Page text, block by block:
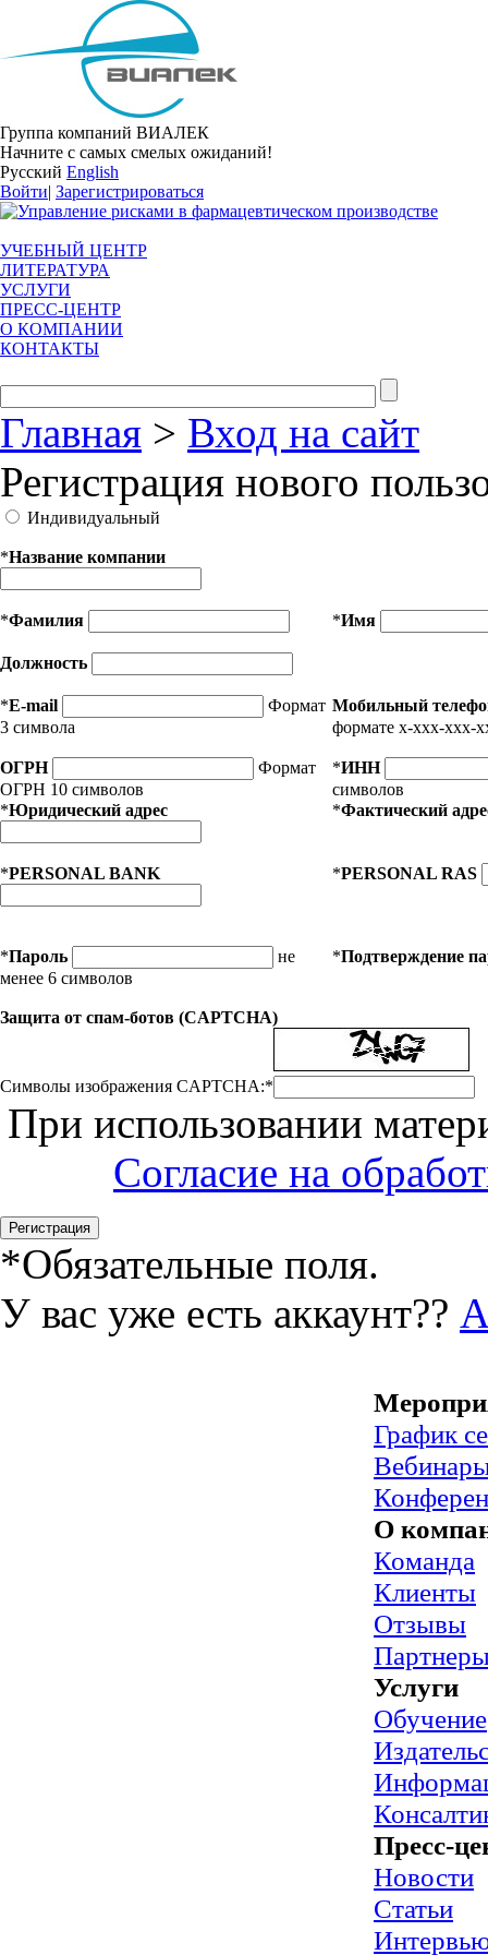
Группа компаний ВИАЛЕК
Начните с самых смелых ожиданий!
Русский English
Войти| Зарегистрироваться
УЧЕБНЫЙ ЦЕНТР
ЛИТЕРАТУРА
УСЛУГИ
ПРЕСС-ЦЕНТР
О КОМПАНИИ
КОНТАКТЫ
Главная > Вход на сайт
Регистрация нового
Индивидуальный
*Название компании
*Фамилия *Имя
Должность
*E-mail
Формат
3 символа
Мобильный
формате x-xxx-xxx-
ОГРН
Формат
ОГРН 10 символов
*ИНН
символов
*Юридический адрес *Фактический
*PERSONAL BANK *PERSONAL RAS
*Пароль
не
менее 6 символов
*Подтверждение
Защита от спам-ботов (CAPTCHA)
Символы изображения CAPTCHA:*
При использовании
Согласие на
*Обязательные поля.
У вас уже есть аккаунт??
График
О
Команда
Клиенты
Отзывы
Услуги
Обучение
Пресс-
Новости
Статьи